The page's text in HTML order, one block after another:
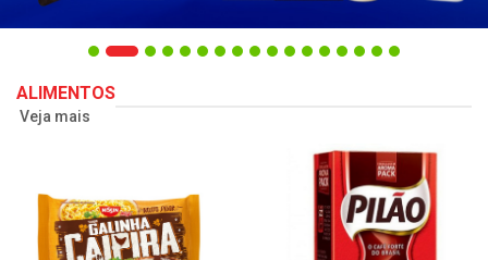
ALIMENTOS
Veja mais